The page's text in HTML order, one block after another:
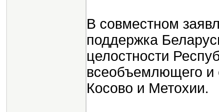
В совместном
поддержка
целостности
всеобъемлющего и
Косово и Метохии.